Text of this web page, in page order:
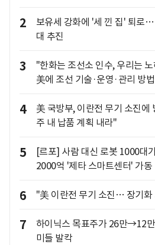
2
보유세 강화에 '세 낀 집' 퇴로
대 추진
3
"한화는 조선소 인수, 우리는
美에 조선 기술·운영·관리 방
4
美 국방부, 이란전 무기 소진
주 내 납품 계획 내라"
5
[르포] 사람 대신 로봇 1000대
2000억 '제타 스마트센터' 가동
6 "美 이란전 무기 소진… 장기화
7
하이닉스 목표주가 26만→12
미들 발칵